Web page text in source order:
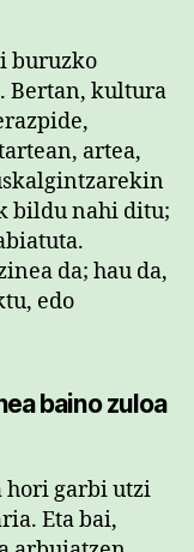
buruzko
Bertan, kultura
artea,
bildu nahi ditu;
da; hau da,
edo
baino zuloa
hori garbi utzi
Eta bai,